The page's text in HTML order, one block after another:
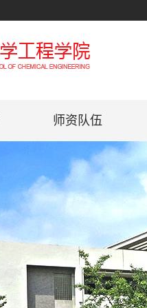
师资队伍